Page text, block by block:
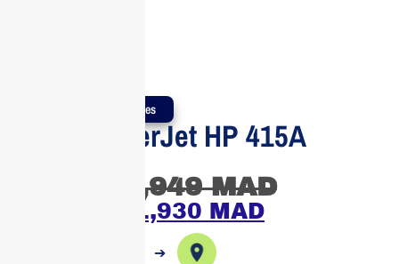
Produits Authentiques
Toner LaserJet HP 415A
1,949MAD
1,930 MAD
➔